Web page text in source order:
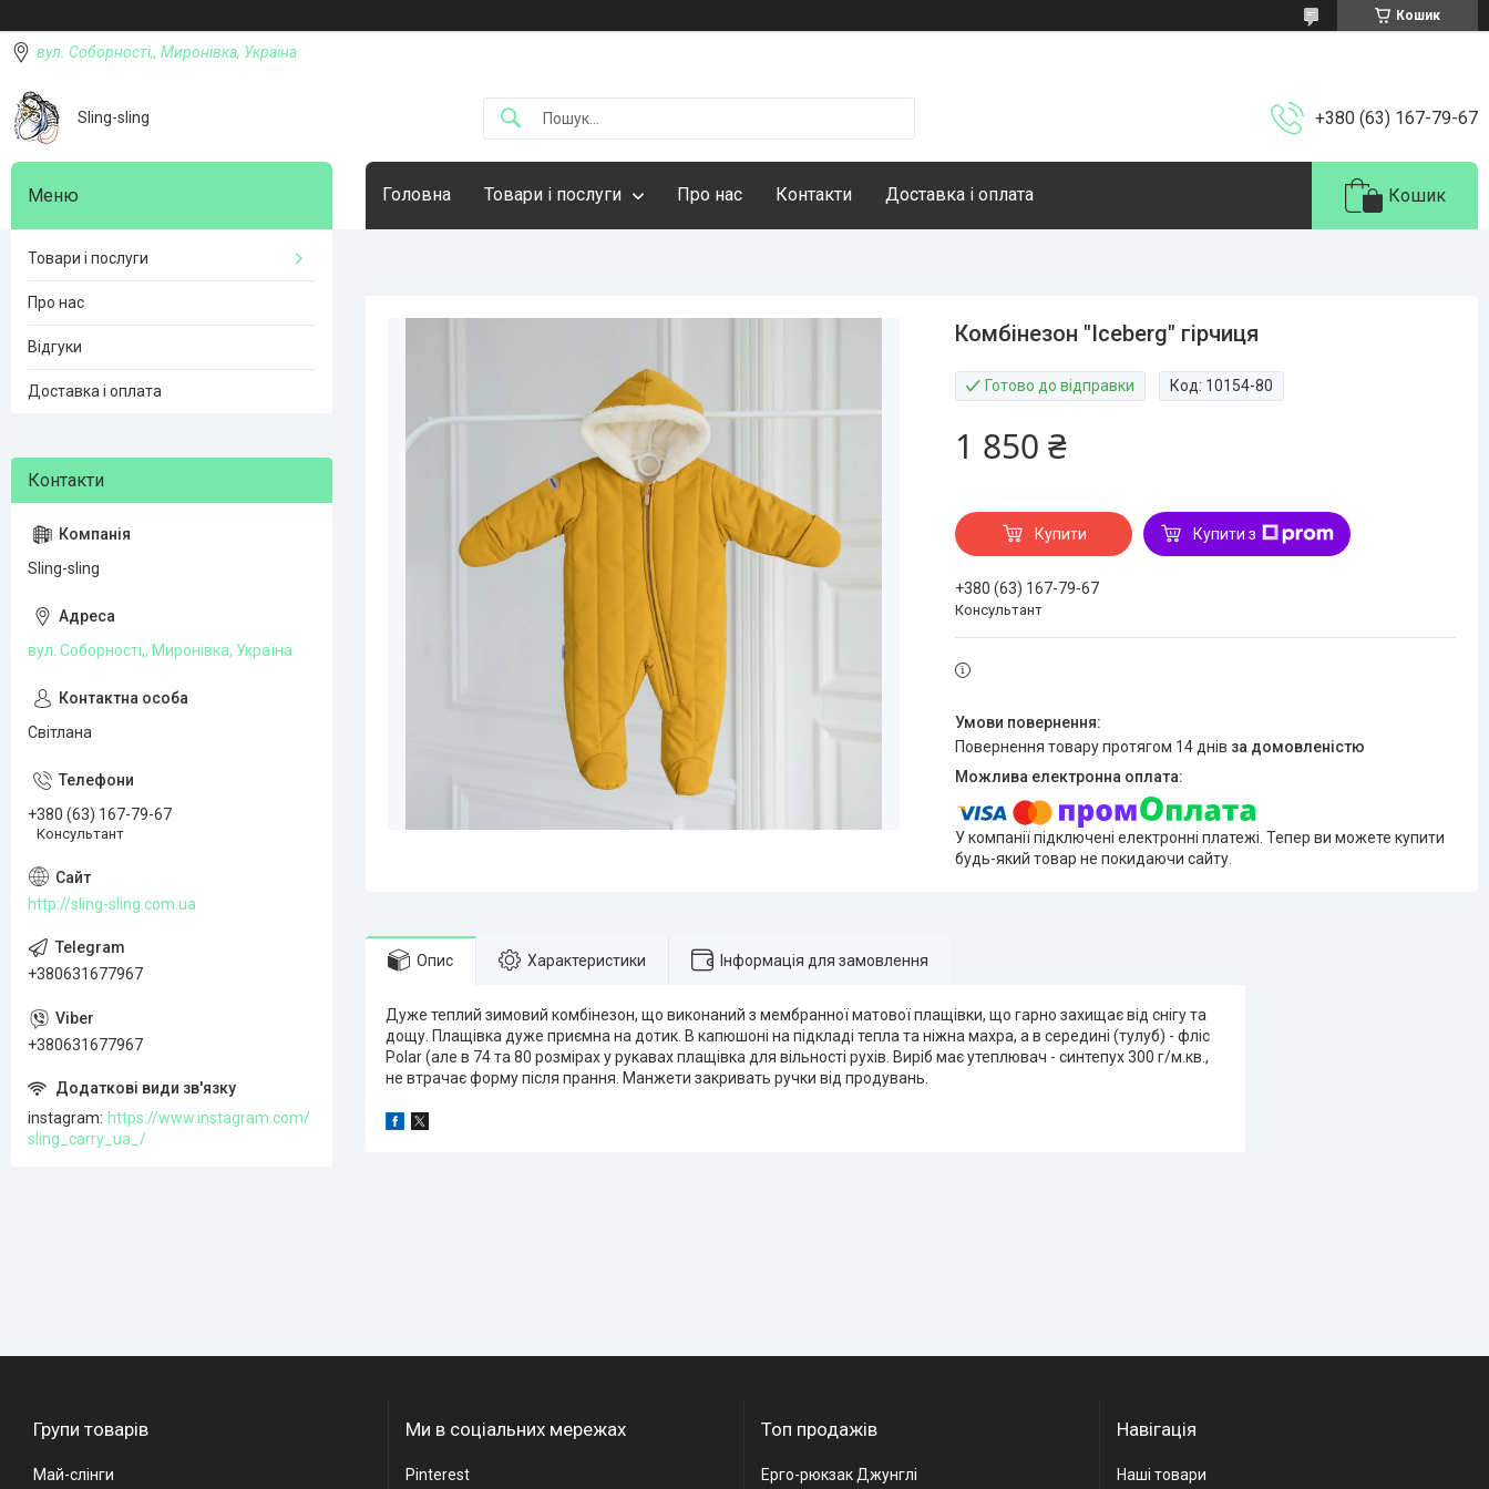
Кошик
вул. Соборності,, Миронівка, Україна
Sling-sling +380 (63) 167-79-67
Головна Товари і послуги Про нас Контакти Доставка і оплата Кошик
Комбінезон "Iceberg" гірчиця
Готово до відправки Код: 10154-80
1 850 ₴
Купити Купити з
+380 (63) 167-79-67
Консультант
повернення товару протягом 14 днів за домовленістю
У компанії підключені електронні платежі. Тепер ви можете купити
будь-який товар не покидаючи сайту.
Опис Характеристики Інформація для замовлення
Дуже теплий зимовий комбінезон, що виконаний з мембранної матової плащівки, що гарно захищає від снігу та
дощу. Плащівка дуже приємна на дотик. В капюшоні на підкладі тепла та ніжна махра, а в середині (тулуб) - фліс
Polar (але в 74 та 80 розмірах у рукавах плащівка для вільності рухів. Виріб має утеплювач - синтепух 300 г/м.кв.,
не втрачає форму після прання. Манжети закривать ручки від продувань.
Товари і послуги
Про нас
Відгуки
Доставка і оплата
Sling-sling
вул. Соборності,, Миронівка, Україна
Світлана
+380 (63) 167-79-67
Консультант
http://sling-sling.com.ua
+380631677967
+380631677967
instagram
https://www.instagram.com/
sling_carry_ua_/
Групи товарів
Май-слінги
Ми в соціальних мережах
Pinterest
Топ продажів
Ерго-рюкзак Джунглі
Навігація
Наші товари